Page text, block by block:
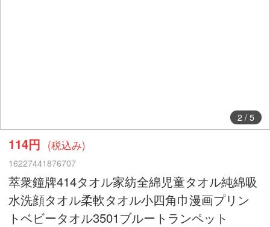
2/ 5
114円 (税込み)
16227441876707
萃衆鐘牌414タオル家紡全綿児童タオル純綿吸
水洗顔タオル柔軟タオル小四角巾漫画プリン
トベビータオル3501ブルートランペット